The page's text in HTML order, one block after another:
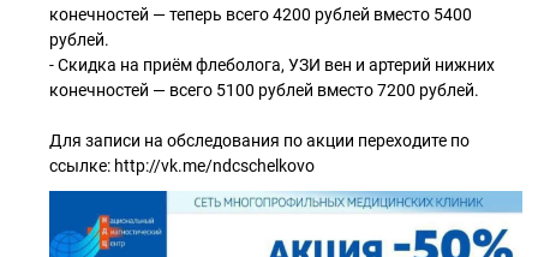
конечностей — теперь всего 4200 рублей вместо 5400
рублей.
- Скидка на приём флеболога, УЗИ вен и артерий нижних
конечностей — всего 5100 рублей вместо 7200 рублей.
Для записи на обследования по акции переходите по
ссылке: http://vk.me/ndcschelkovo